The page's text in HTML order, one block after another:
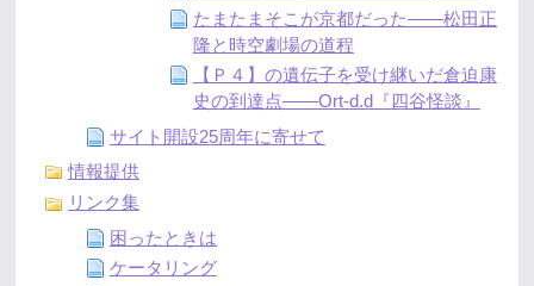
たまたまそこが京都だった――松田正
隆と時空劇場の道程
【Ｐ４】の遺伝子を受け継いだ倉迫康
史の到達点――Ort-d.d『四谷怪談』
サイト開設25周年に寄せて
情報提供
リンク集
困ったときは
ケータリング